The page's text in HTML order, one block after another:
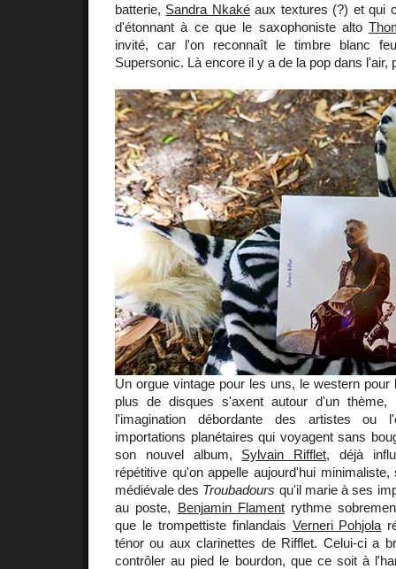
batterie, Sandra Nkakéaux textures (?) et qui
d'étonnant à ce que le saxophoniste alto
invité, car l'on reconnaît le timbre blanc
Supersonic. Là encore il y a de la pop dans l'air,
Un orgue vintage pour les uns, le western
plus de disques s'axent autour d'un thème,
l'imagination débordante des artistes ou
importations planétaires qui voyagent sans
son nouvel album, Sylvain Rifflet, déjà
répétitive qu'on appelle aujourd'hui
médiévale des Troubadours qu'il marie à ses
au poste, Benjamin Flamentrythme
que le trompettiste finlandais Verneri Pohjola
ténor ou aux clarinettes de Rifflet. Celui-ci a
contrôler au pied le bourdon, que ce soit à